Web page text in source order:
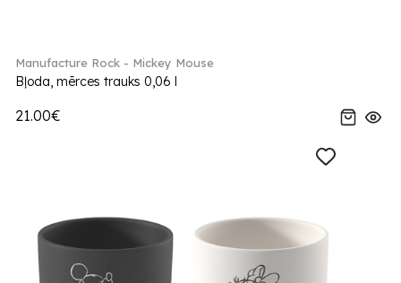
Manufacture Rock - Mickey Mouse
Bļoda, mērces trauks 0,06 l
21.00€